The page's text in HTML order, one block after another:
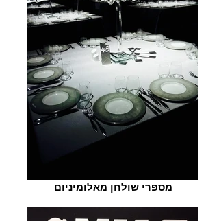
מספרי שולחן מאלומיניום